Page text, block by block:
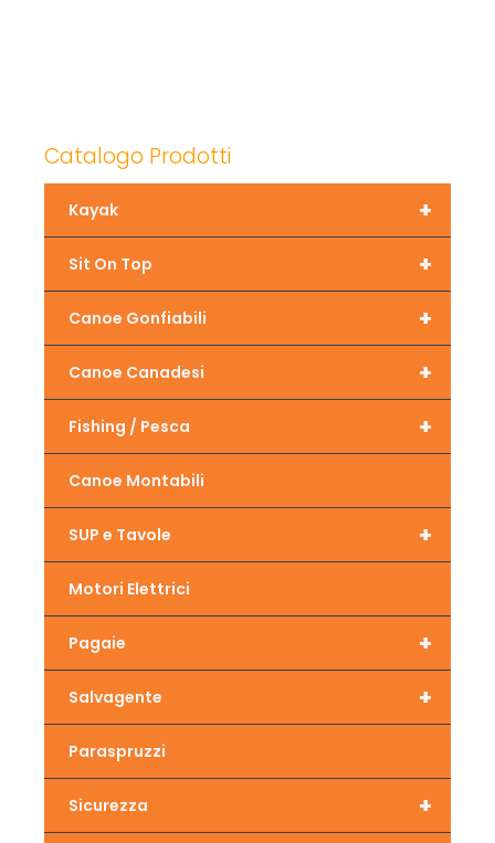
Catalogo Prodotti
+
Kayak
+
Sit On Top
+
Canoe Gonfiabili
+
Canoe Canadesi
+
Fishing / Pesca
Canoe Montabili
+
SUP e Tavole
Motori Elettrici
+
Pagaie
+
Salvagente
Paraspruzzi
+
Sicurezza